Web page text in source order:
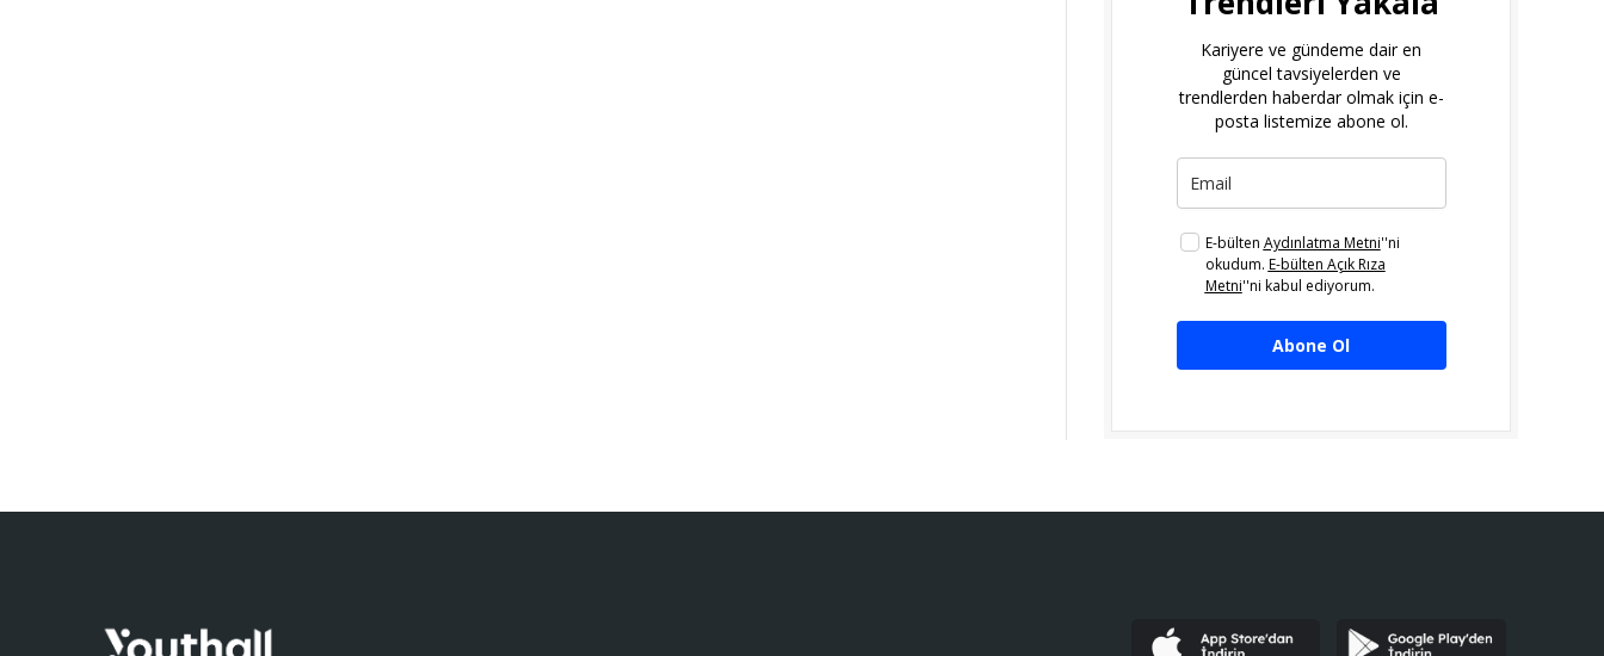
Kariyere ve gündeme dair en
güncel tavsiyelerden ve
trendlerden haberdar olmak için e-
posta listemize abone ol.
E-bülten Aydınlatma Metni''ni
okudum. E-bülten Açık Rıza
Metni''ni kabul ediyorum.
Abone Ol